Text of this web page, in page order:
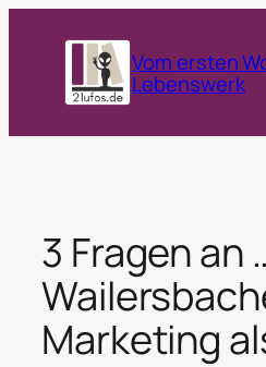
Vom ersten
Lebenswerk
3 Fragen
Marketing